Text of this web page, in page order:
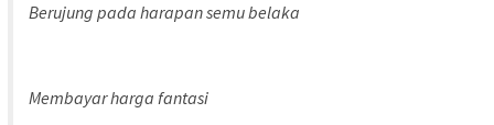
Berujung pada harapan semu belaka
Membayar harga fantasi